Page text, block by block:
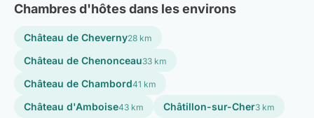
Chambres d'hôtes dans les environs
Château de Cheverny28 km
Château de Chenonceau33 km
Château de Chambord41 km
Château d'Amboise43 km Châtillon-sur-Cher3 km